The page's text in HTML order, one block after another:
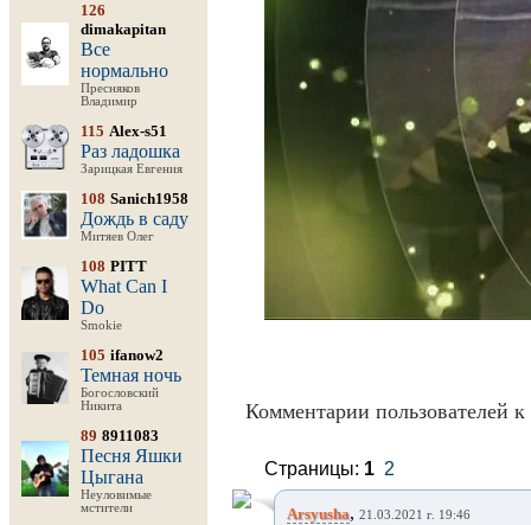
126
dimakapitan
Все
нормально
Пресняков
Владимир
115 Alex-s51
Раз ладошка
Зарицкая Евгения
108 Sanich1958
Дождь в саду
Митяев Олег
108 PITT
What Can I
Do
Smokie
105 ifanow2
Темная ночь
Богословский
Никита
89 8911083
Песня Яшки
Цыгана
Неуловимые
мстители
Комментарии пользователей к
Страницы: 1 2
Arsyusha, 21.03.2021 г. 19:46